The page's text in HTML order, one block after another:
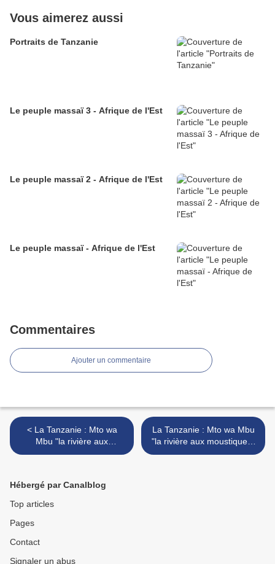
Vous aimerez aussi
Portraits de Tanzanie
Le peuple massaï 3 - Afrique de l'Est
Le peuple massaï 2 - Afrique de l'Est
Le peuple massaï - Afrique de l'Est
Commentaires
Ajouter un commentaire
< La Tanzanie : Mto wa
Mbu "la rivière aux
moustiques"
La Tanzanie : Mto wa Mbu
"la rivière aux moustiques"
3 >
Hébergé par Canalblog
Top articles
Pages
Contact
Signaler un abus